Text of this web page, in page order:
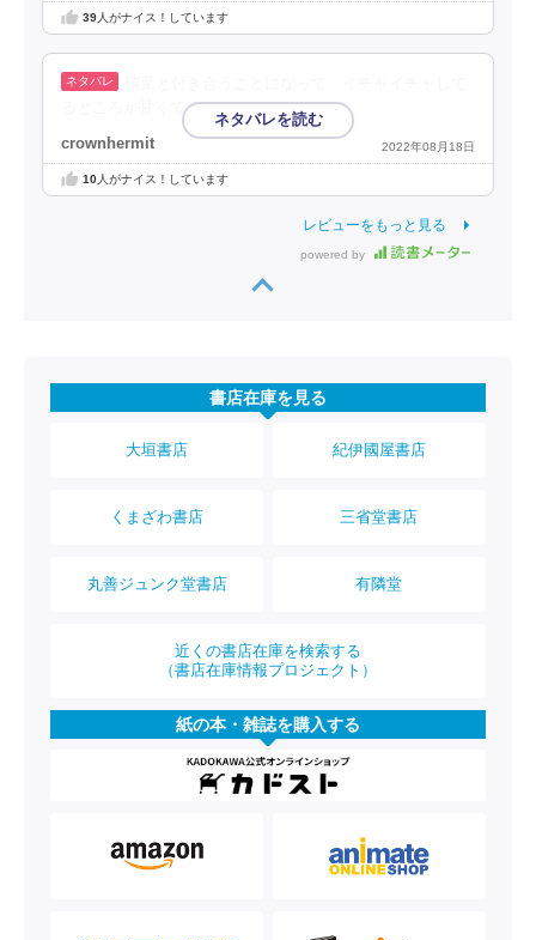
39人がナイス！しています
るところが甘くて好き。
crownhermit 2022年08月18日
10人がナイス！しています
レビューをもっと見る
powered by
書店在庫を見る
大垣書店 紀伊國屋書店
くまざわ書店 三省堂書店
丸善ジュンク堂書店 有隣堂
近くの書店在庫を検索する
（書店在庫情報プロジェクト）
紙の本・雑誌を購入する